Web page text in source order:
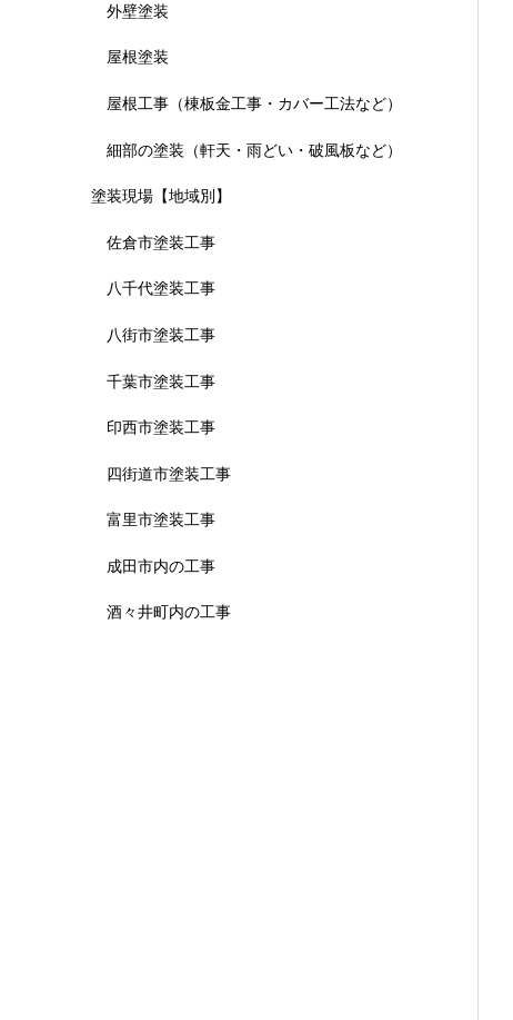
外壁塗装
屋根塗装
屋根工事（棟板金工事・カバー工法など）
細部の塗装（軒天・雨どい・破風板など）
塗装現場【地域別】
佐倉市塗装工事
八千代塗装工事
八街市塗装工事
千葉市塗装工事
印西市塗装工事
四街道市塗装工事
富里市塗装工事
成田市内の工事
酒々井町内の工事